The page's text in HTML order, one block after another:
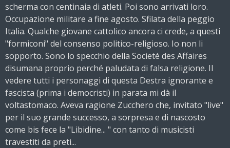
scherma con centinaia di atleti. Poi sono arrivati loro.
Occupazione militare a fine agosto. Sfilata della peggio
Italia. Qualche giovane cattolico ancora ci crede, a questi
"formiconi" del consenso politico-religioso. Io non li
sopporto. Sono lo specchio della Societé des Affaires
disumana proprio perché paludata di falsa religione. Il
vedere tutti i personaggi di questa Destra ignorante e
fascista (prima i democristi) in parata mi dà il
voltastomaco. Aveva ragione Zucchero che, invitato "live"
per il suo grande successo, a sorpresa e di nascosto
come bis fece la "Libidine... " con tanto di musicisti
travestiti da preti...